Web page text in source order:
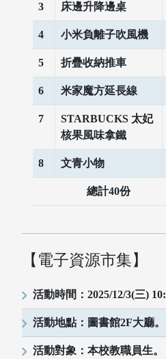
3 床邊升降邊桌
4 小米負離子吹風機
5 折疊收納推車
6 米家魔方延長線
7
STARBUCKS 太妃
核果風味拿鐵
8 文青小物
總計40份
【電子資源市集】
活動時間：2025/12/3(三)
活動地點：圖書館2F大廳。
活動對象：本校教職員生。